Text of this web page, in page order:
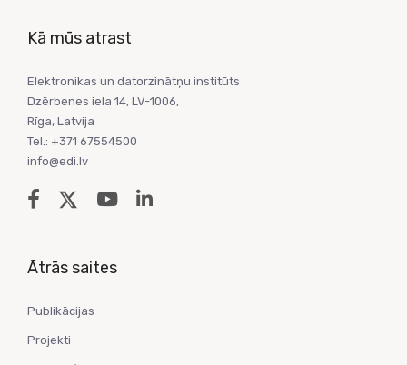
Kā mūs atrast
Elektronikas un datorzinātņu institūts
Dzērbenes iela 14, LV-1006,
Rīga, Latvija
Tel.: +371 67554500
info@edi.lv
Ātrās saites
Publikācijas
Projekti